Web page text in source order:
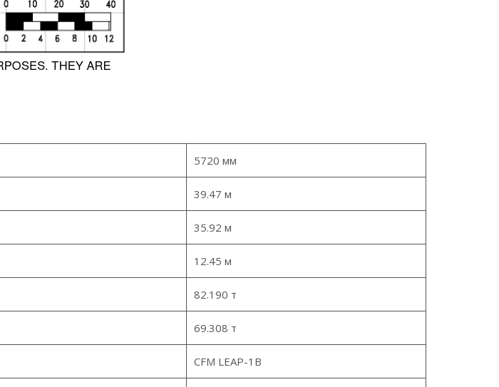
5720 мм
39.47 м
35.92 м
12.45 м
82.190 т
69.308 т
CFM LEAP-1B